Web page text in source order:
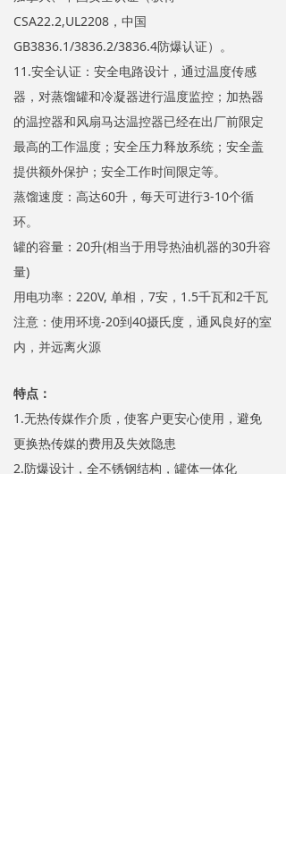
CSA22.2,UL2208，中国
GB3836.1/3836.2/3836.4防爆认证）。
11.安全认证：安全电路设计，通过温度传感
器，对蒸馏罐和冷凝器进行温度监控；加热器
的温控器和风扇马达温控器已经在出厂前限定
最高的工作温度；安全压力释放系统；安全盖
提供额外保护；安全工作时间限定等。
蒸馏速度：高达60升，每天可进行3-10个循
环。
罐的容量：20升(相当于用导热油机器的30升容
量)
用电功率：220V, 单相，7安，1.5千瓦和2千瓦
注意：使用环境-20到40摄氏度，通风良好的室
内，并远离火源
特点：
1.无热传媒作介质，使客户更安心使用，避免
更换热传媒的费用及失效隐患
2.防爆设计，全不锈钢结构，罐体一体化